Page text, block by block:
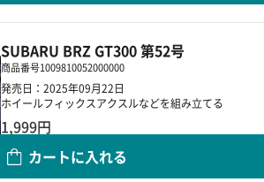
SUBARU BRZ GT300 第52号
商品番号1009810052000000
発売日：2025年09月22日
ホイールフィックスアクスルなどを組み立てる
1,999円
カートに入れる